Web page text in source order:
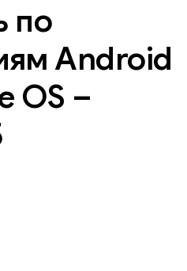
по
Android
OS –